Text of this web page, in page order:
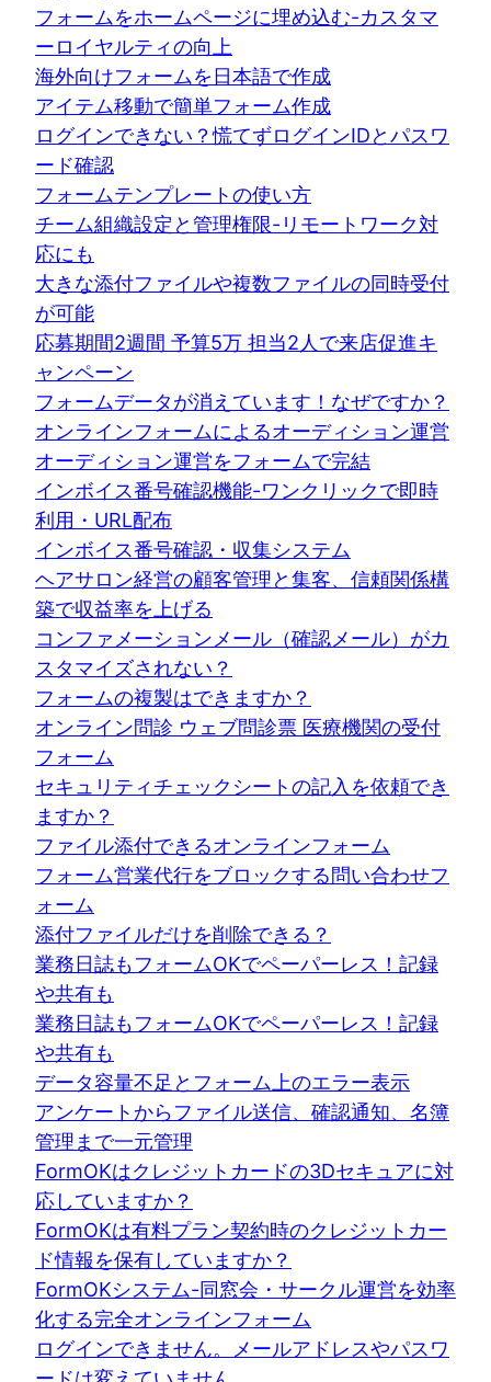
フォームをホームページに埋め込む-カスタマ
ーロイヤルティの向上
海外向けフォームを日本語で作成
アイテム移動で簡単フォーム作成
ログインできない？慌てずログインIDとパスワ
ード確認
フォームテンプレートの使い方
チーム組織設定と管理権限-リモートワーク対
応にも
大きな添付ファイルや複数ファイルの同時受付
が可能
応募期間2週間 予算5万 担当2人で来店促進キ
ャンペーン
フォームデータが消えています！なぜですか？
オンラインフォームによるオーディション運営
オーディション運営をフォームで完結
インボイス番号確認機能-ワンクリックで即時
利用・URL配布
インボイス番号確認・収集システム
ヘアサロン経営の顧客管理と集客、信頼関係構
築で収益率を上げる
コンファメーションメール（確認メール）がカ
スタマイズされない？
フォームの複製はできますか？
オンライン問診 ウェブ問診票 医療機関の受付
フォーム
セキュリティチェックシートの記入を依頼でき
ますか？
ファイル添付できるオンラインフォーム
フォーム営業代行をブロックする問い合わせフ
ォーム
添付ファイルだけを削除できる？
業務日誌もフォームOKでペーパーレス！記録
や共有も
業務日誌もフォームOKでペーパーレス！記録
や共有も
データ容量不足とフォーム上のエラー表示
アンケートからファイル送信、確認通知、名簿
管理まで一元管理
FormOKはクレジットカードの3Dセキュアに対
応していますか？
FormOKは有料プラン契約時のクレジットカー
ド情報を保有していますか？
FormOKシステム-同窓会・サークル運営を効率
化する完全オンラインフォーム
ログインできません。メールアドレスやパスワ